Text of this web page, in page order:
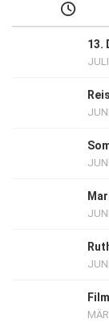
13.